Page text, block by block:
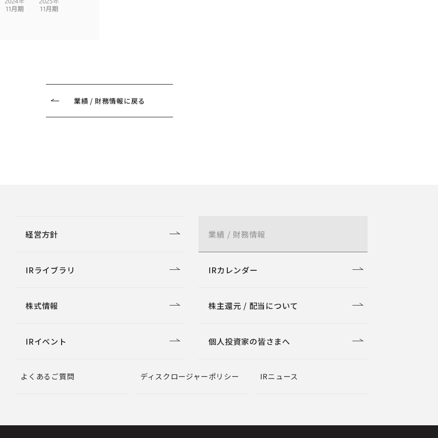
業績 / 財務情報に戻る
経営方針 業績 / 財務情報
IRライブラリ IRカレンダー
株式情報 株主還元 / 配当について
IRイベント 個人投資家の皆さまへ
よくあるご質問 ディスクロージャーポリシー IRニュース